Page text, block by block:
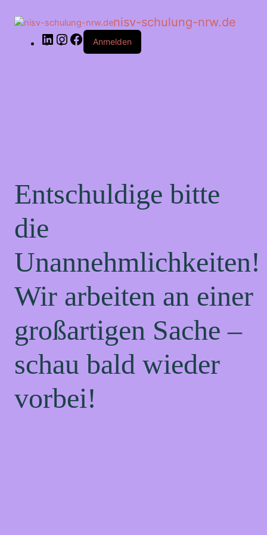
nisv-schulung-nrw.de
Anmelden
Entschuldige bitte
die
Unannehmlichkeiten!
Wir arbeiten an einer
großartigen Sache –
schau bald wieder
vorbei!